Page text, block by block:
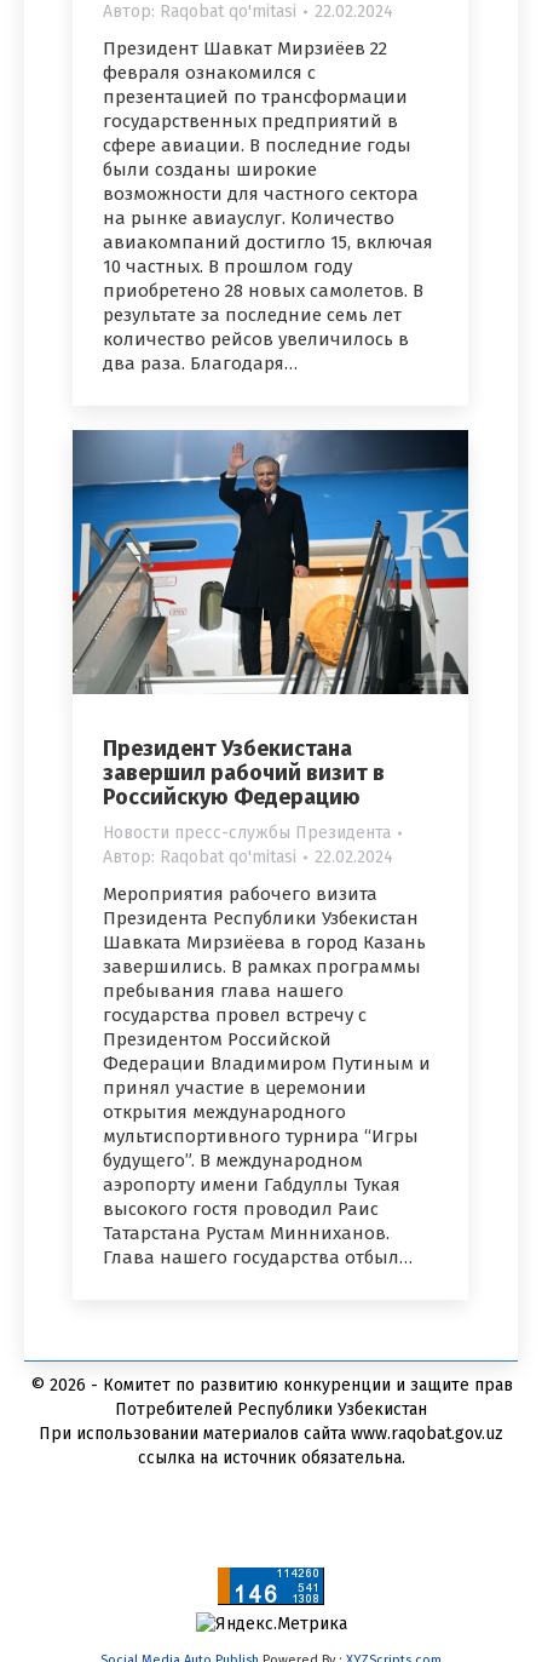
Автор: Raqobat qo'mitasi 22.02.2024
Президент Шавкат Мирзиёев 22
февраля ознакомился с
презентацией по трансформации
государственных предприятий в
сфере авиации. В последние годы
были созданы широкие
возможности для частного сектора
на рынке авиауслуг. Количество
авиакомпаний достигло 15, включая
10 частных. В прошлом году
приобретено 28 новых самолетов. В
результате за последние семь лет
количество рейсов увеличилось в
два раза. Благодаря…
Президент Узбекистана
завершил рабочий визит в
Российскую Федерацию
Новости пресс-службы Президента
Автор: Raqobat qo'mitasi 22.02.2024
Мероприятия рабочего визита
Президента Республики Узбекистан
Шавката Мирзиёева в город Казань
завершились. В рамках программы
пребывания глава нашего
государства провел встречу с
Президентом Российской
Федерации Владимиром Путиным и
принял участие в церемонии
открытия международного
мультиспортивного турнира “Игры
будущего”. В международном
аэропорту имени Габдуллы Тукая
высокого гостя проводил Раис
Татарстана Рустам Минниханов.
Глава нашего государства отбыл…
© 2026 - Комитет по развитию конкуренции и защите прав
Потребителей Республики Узбекистан
При использовании материалов сайта www.raqobat.gov.uz
ссылка на источник обязательна.